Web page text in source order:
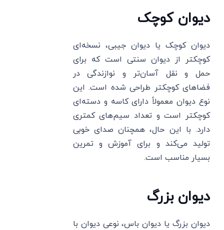
دیوان کوچک
دیوان کوچک یا دیوان جیبی، نسخه‌ای
کوچکتر از دیوان سنتی است که برای
حمل و نقل آسان‌تر و نوازندگی در
فضاهای کوچکتر طراحی شده است. این
نوع دیوان معمولاً دارای کاسه و دسته‌ای
کوچکتر است و تعداد سیم‌های کمتری
دارد. با این حال، همچنان صدای خوبی
تولید می‌کند و برای آموزش و تمرین
بسیار مناسب است.
دیوان بزرگ
دیوان بزرگ یا دیوان باس، نوعی دیوان با